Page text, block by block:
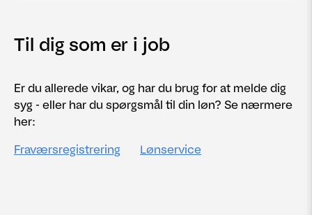
Til dig som er i job
Er du allerede vikar, og har du brug for at melde dig
syg - eller har du spørgsmål til din løn? Se nærmere
her:
Fraværsregistrering
Lønservice